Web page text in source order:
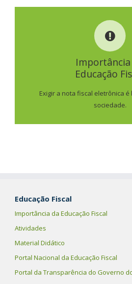
Educação
Exigir a nota fiscal eletrônica
sociedade.
IMPORTÂNCIA
SAIBA MAIS
Educação Fiscal
Importância da Educação Fiscal
Atividades
Material Didático
Portal Nacional da Educação Fiscal
Portal da Transparência do Governo